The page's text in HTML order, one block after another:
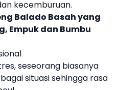
kecemburuan.
Balado Basah yang
Empuk dan Bumbu
seseorang biasanya
situasi sehingga rasa